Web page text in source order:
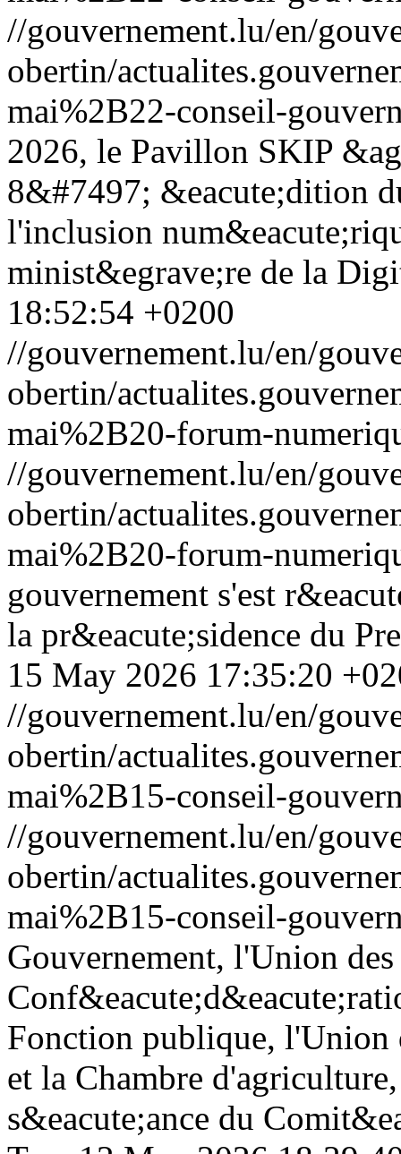
//gouvernement.lu/en/
obertin/
mai%2B22-conseil-
2026, le Pavillon SKIP
8&#7497; &eacute;dition
l'inclusion
minist&egrave;re de la
18:52:54 +0200
//gouvernement.lu/en/
obertin/
mai%2B20-forum-
//gouvernement.lu/en/
obertin/
mai%2B20-forum-
gouvernement s'est
la pr&eacute;sidence du
15 May 2026 17:35:20
//gouvernement.lu/en/
obertin/
mai%2B15-conseil-
//gouvernement.lu/en/
obertin/
mai%2B15-conseil-
Gouvernement, l'Union
Fonction publique, l'Union
et la Chambre
s&eacute;ance du